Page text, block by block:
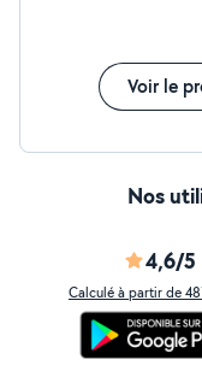
Voir le
Nos
4,6/5
Calculé à partir de